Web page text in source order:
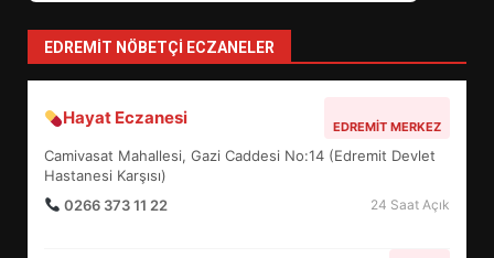
EDREMIT NÖBETÇI ECZANELER
Hayat Eczanesi EDREMIT MERKEZ
Camivasat Mahallesi, Gazi Caddesi No:14 (Edremit Devlet
Hastanesi Karşısı)
0266 373 11 22
24 Saat Açık
5
6
BURHANİYE SATRANÇ
TURNUVASI KAYITLARI NEYİ
DEĞİŞTİRİYOR?